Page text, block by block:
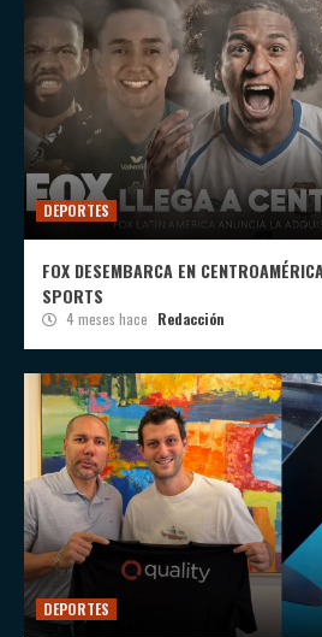
DEPORTES
FOX DESEMBARCA EN
SPORTS
4 meses hace Redacción
DEPORTES